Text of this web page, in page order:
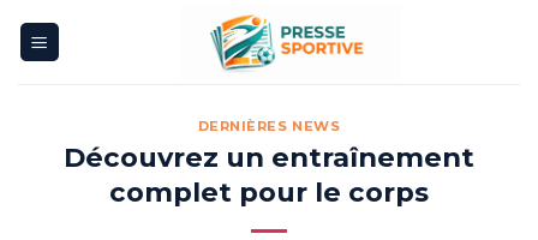
DERNIÈRES NEWS
Découvrez un entraînement
complet pour le corps